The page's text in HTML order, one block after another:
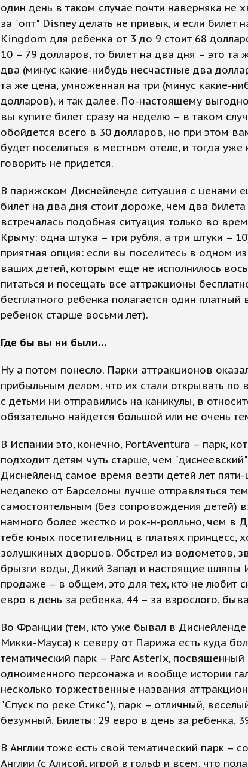
один день в таком случае почти наверняка не
за "опт" Disney делать не привык, и если билет
Kingdom для ребенка от 3 до 9 стоит 68
10 – 79 долларов, то билет на два дня – это та
два (минус какие-нибудь несчастные два
та же цена, умноженная на три (минус какие-
долларов), и так далее. По-настоящему выгодно
вы купите билет сразу на неделю – в таком
обойдется всего в 30 долларов, но при этом
будет поселиться в местном отеле, и тогда
говорить не придется.
В парижском Диснейленде ситуация с ценами
билет на два дня стоит дороже, чем два
встречалась подобная ситуация только во
Крыму: одна штука – три рубля, а три штуки –
приятная опция: если вы поселитесь в одном
ваших детей, которым еще не исполнилось
питаться и посещать все аттракционы
бесплатного ребенка полагается один платный
ребенок старше восьми лет).
Где бы вы ни были…
Ну а потом понесло. Парки аттракционов
прибыльным делом, что их стали открывать по
с детьми ни отправились на каникулы, в
обязательно найдется большой или не очень
В Испании это, конечно, PortAventura – парк,
подходит детям чуть старше, чем
Диснейленд самое время везти детей лет пяти-
недалеко от Барселоны лучше отправляться
самостоятельным (без сопровождения детей)
намного более жестко и рок-н-ролльно, чем в
тебе юных посетительниц в платьях принцесс,
золушкиных дворцов. Обстрел из водометов,
брызги воды, Дикий Запад и настоящие
продаже – в общем, это для тех, кто не любит
евро в день за ребенка, 44 – за взрослого,
Во Франции (тем, кто уже бывал в
Микки-Мауса) к северу от Парижа есть куда
тематический парк – Parc Asterix,
одноименного персонажа и вообще истории
несколько торжественные названия
"Спуск по реке Стикс"), парк – отличный,
безумный. Билеты: 29 евро в день за ребенка,
В Англии тоже есть свой тематический парк –
Англии (с Алисой, игрой в гольф и всем, что